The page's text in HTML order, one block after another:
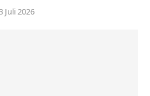
Juli 2026